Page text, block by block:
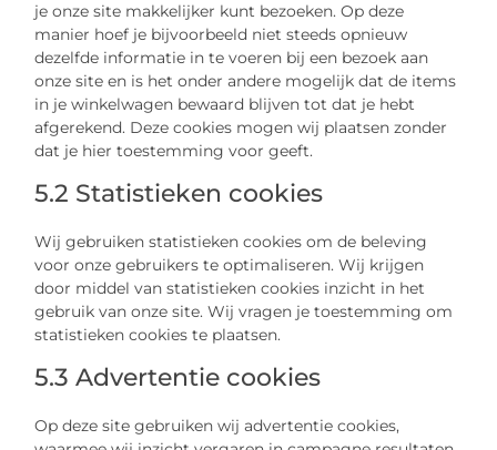
je onze site makkelijker kunt bezoeken. Op deze
manier hoef je bijvoorbeeld niet steeds opnieuw
dezelfde informatie in te voeren bij een bezoek aan
onze site en is het onder andere mogelijk dat de items
in je winkelwagen bewaard blijven tot dat je hebt
afgerekend. Deze cookies mogen wij plaatsen zonder
dat je hier toestemming voor geeft.
5.2 Statistieken cookies
Wij gebruiken statistieken cookies om de beleving
voor onze gebruikers te optimaliseren. Wij krijgen
door middel van statistieken cookies inzicht in het
gebruik van onze site. Wij vragen je toestemming om
statistieken cookies te plaatsen.
5.3 Advertentie cookies
Op deze site gebruiken wij advertentie cookies,